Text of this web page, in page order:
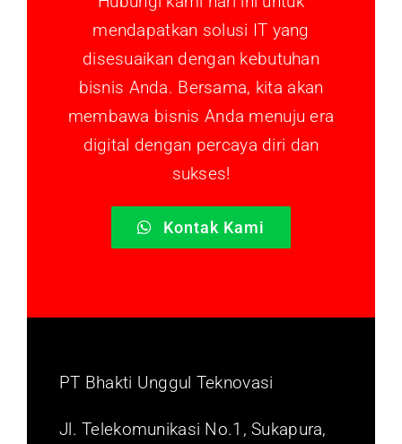
mendapatkan solusi IT yang
disesuaikan dengan kebutuhan
bisnis Anda. Bersama, kita akan
membawa bisnis Anda menuju era
digital dengan percaya diri dan
sukses!
Kontak Kami
PT Bhakti Unggul Teknovasi
Jl. Telekomunikasi No.1, Sukapura,